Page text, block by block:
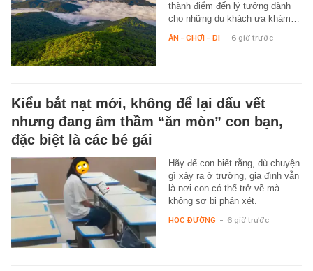
thành điểm đến lý tưởng dành
cho những du khách ưa khám…
ĂN - CHƠI - ĐI - 6 giờ trước
Kiểu bắt nạt mới, không để lại dấu vết
nhưng đang âm thầm “ăn mòn” con bạn,
đặc biệt là các bé gái
Hãy để con biết rằng, dù chuyện
gì xảy ra ở trường, gia đình vẫn
là nơi con có thể trở về mà
không sợ bị phán xét.
HỌC ĐƯỜNG - 6 giờ trước